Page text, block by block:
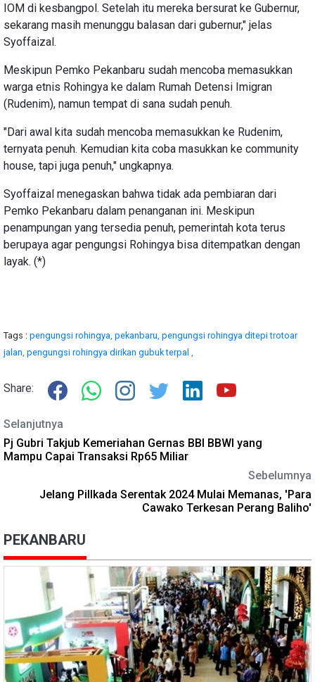
IOM di kesbangpol. Setelah itu mereka bersurat ke Gubernur,
sekarang masih menunggu balasan dari gubernur," jelas
Syoffaizal.
Meskipun Pemko Pekanbaru sudah mencoba memasukkan
warga etnis Rohingya ke dalam Rumah Detensi Imigran
(Rudenim), namun tempat di sana sudah penuh.
"Dari awal kita sudah mencoba memasukkan ke Rudenim,
ternyata penuh. Kemudian kita coba masukkan ke community
house, tapi juga penuh," ungkapnya.
Syoffaizal menegaskan bahwa tidak ada pembiaran dari
Pemko Pekanbaru dalam penanganan ini. Meskipun
penampungan yang tersedia penuh, pemerintah kota terus
berupaya agar pengungsi Rohingya bisa ditempatkan dengan
layak. (*)
Tags : pengungsi rohingya, pekanbaru, pengungsi rohingya ditepi trotoar
jalan, pengungsi rohingya dirikan gubuk terpal ,
Share:
Selanjutnya
Pj Gubri Takjub Kemeriahan Gernas BBI BBWI yang
Mampu Capai Transaksi Rp65 Miliar
Sebelumnya
Jelang Pillkada Serentak 2024 Mulai Memanas, 'Para
Cawako Terkesan Perang Baliho'
PEKANBARU